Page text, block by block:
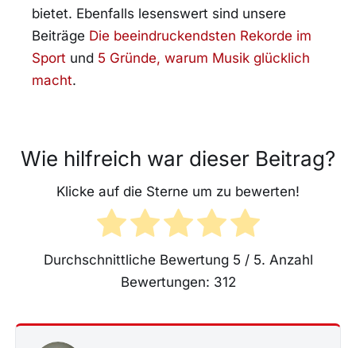
bietet. Ebenfalls lesenswert sind unsere
Beiträge Die beeindruckendsten Rekorde im
Sport und 5 Gründe, warum Musik glücklich
macht.
Wie hilfreich war dieser Beitrag?
Klicke auf die Sterne um zu bewerten!
Durchschnittliche Bewertung 5 / 5. Anzahl
Bewertungen: 312